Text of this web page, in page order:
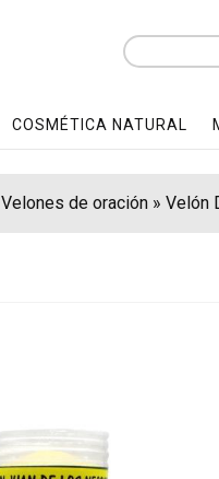
COSMÉTICA NATURAL
Velones de oración» Velón